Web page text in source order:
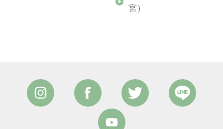
宮）